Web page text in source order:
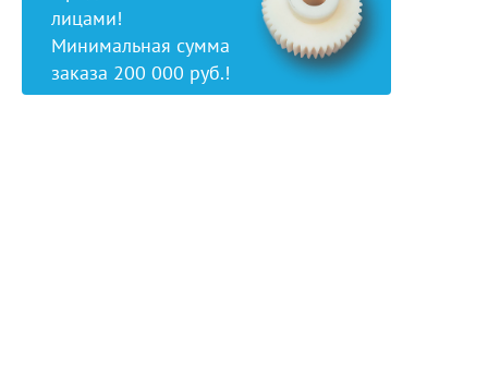
лицами!
Минимальная сумма
заказа 200 000 руб.!